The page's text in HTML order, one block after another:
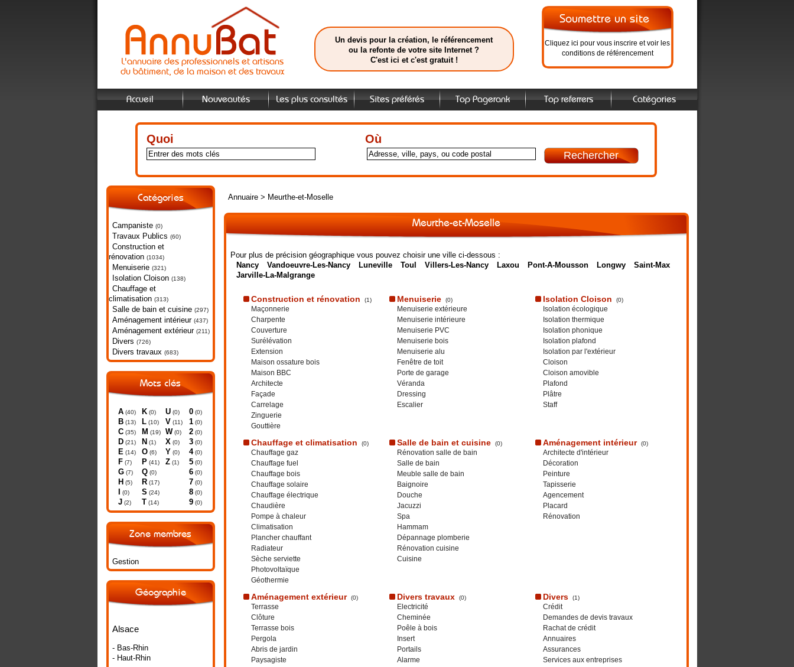
L'annuaire des professionnels et artisans
du bâtiment, de la maison et des travaux
Un devis pour la création, le référencement
ou la refonte de votre site Internet ?
C'est ici et c'est gratuit !
Cliquez ici pour vous inscrire et voir les
conditions de référencement
Accueil Nouveautés Les plus consultés Sites préférés Top Pagerank Top referrers Catégories
Quoi Où
Catégories
Campaniste (0)
Travaux Publics (60)
Construction et
rénovation (1034)
Menuiserie (321)
Isolation Cloison (138)
Chauffage et
climatisation (313)
Salle de bain et cuisine (297)
Aménagement intérieur (437)
Aménagement extérieur (211)
Divers (726)
Divers travaux (683)
Mots clés
A(40)
B(13)
C(35)
D(21)
E (14)
F(7)
G(7)
H (5)
(0)
J(2)
K(0)
L(10)
M (19)
N (1)
O(6)
P(41)
Q(0)
R(17)
S (24)
T (14)
U(0)
V (11)
W(0)
X (0)
Y (0)
Z(1)
0(0)
1(0)
2(0)
3(0)
4(0)
5(0)
6(0)
7(0)
8(0)
9(0)
Zone membres
Gestion
Géographie
Alsace
- Bas-Rhin
- Haut-Rhin
Annuaire> Meurthe-et-Moselle
Meurthe-et-Moselle
Pour plus de précision géographique vous pouvez choisir une ville ci-dessous :
Nancy
Vandoeuvre-Les-Nancy Luneville Toul Villers-Les-Nancy Laxou Pont-A-Mousson Longwy
Saint-Max
Jarville-La-Malgrange
Construction et rénovation (1)
Maçonnerie
Charpente
Couverture
Surélévation
Extension
Maison ossature bois
Maison BBC
Architecte
Façade
Carrelage
Zinguerie
Gouttière
Menuiserie (0)
Menuiserie extérieure
Menuiserie intérieure
Menuiserie PVC
Menuiserie bois
Menuiserie alu
Fenêtre de toit
Porte de garage
Véranda
Dressing
Escalier
Isolation Cloison (0)
Isolation écologique
Isolation thermique
Isolation phonique
Isolation plafond
Isolation par l'extérieur
Cloison
Cloison amovible
Plafond
Plâtre
Staff
Chauffage et climatisation (0)
Chauffage gaz
Chauffage fuel
Chauffage bois
Chauffage solaire
Chauffage électrique
Chaudière
Pompe à chaleur
Climatisation
Plancher chauffant
Radiateur
Sèche serviette
Photovoltaïque
Géothermie
Salle de bain et cuisine (0)
Rénovation salle de bain
Salle de bain
Meuble salle de bain
Baignoire
Douche
Jacuzzi
Spa
Hammam
Dépannage plomberie
Rénovation cuisine
Cuisine
Aménagement intérieur (0)
Architecte d'intérieur
Décoration
Peinture
Tapisserie
Agencement
Placard
Rénovation
Aménagement extérieur (0)
Terrasse
Clôture
Terrasse bois
Pergola
Abris de jardin
Paysagiste
Divers travaux (0)
Electricité
Cheminée
Poêle à bois
Insert
Portails
Alarme
Divers (1)
Crédit
Demandes de devis travaux
Rachat de crédit
Annuaires
Assurances
Services aux entreprises